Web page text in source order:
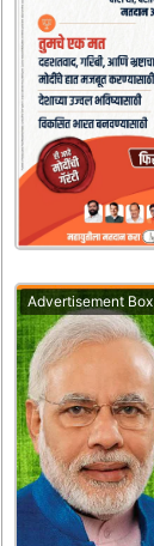
Advertisement Box